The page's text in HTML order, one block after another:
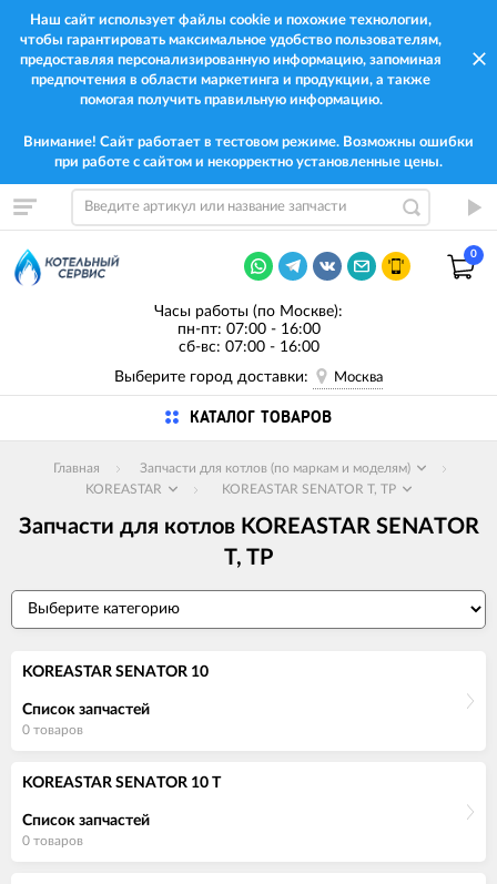
Наш сайт использует файлы cookie и похожие технологии,
чтобы гарантировать максимальное удобство пользователям,
предоставляя персонализированную информацию, запоминая
предпочтения в области маркетинга и продукции, а также
помогая получить правильную информацию.
Внимание! Сайт работает в тестовом режиме. Возможны ошибки
при работе с сайтом и некорректно установленные цены.
0
Часы работы (по Москве):
пн-пт: 07:00 - 16:00
сб-вс: 07:00 - 16:00
Выберите город доставки:
Москва
КАТАЛОГ ТОВАРОВ
Главная
Запчасти для котлов (по маркам и моделям)
KOREASTAR
KOREASTAR SENATOR T, TP
Запчасти для котлов KOREASTAR SENATOR
T, TP
KOREASTAR SENATOR 10
Список запчастей
0 товаров
KOREASTAR SENATOR 10 T
Список запчастей
0 товаров